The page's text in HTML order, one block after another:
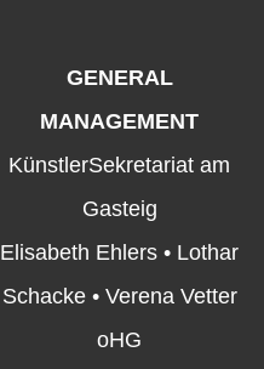
GENERAL
MANAGEMENT
KünstlerSekretariat am
Gasteig
Elisabeth Ehlers • Lothar
Schacke • Verena Vetter
oHG